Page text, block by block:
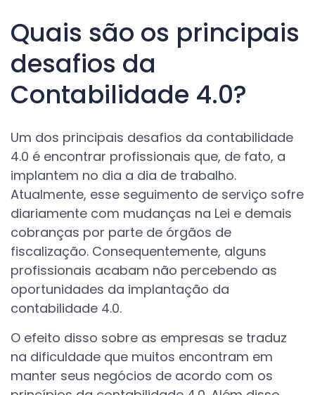
Quais são os principais
desafios da
Contabilidade 4.0?
Um dos principais desafios da contabilidade
4.0 é encontrar profissionais que, de fato, a
implantem no dia a dia de trabalho.
Atualmente, esse seguimento de serviço sofre
diariamente com mudanças na Lei e demais
cobranças por parte de órgãos de
fiscalização. Consequentemente, alguns
profissionais acabam não percebendo as
oportunidades da implantação da
contabilidade 4.0.
O efeito disso sobre as empresas se traduz
na dificuldade que muitos encontram em
manter seus negócios de acordo com os